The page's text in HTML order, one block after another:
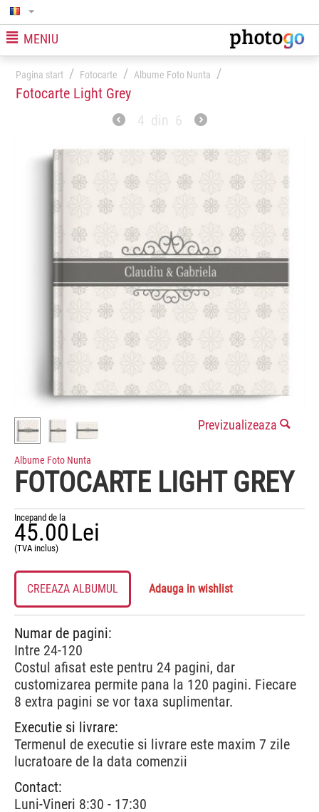
MENIU
Pagina start / Fotocarte / Albume Foto Nunta
/
Fotocarte Light Grey
4 din 6
Previzualizeaza
Albume Foto Nunta
FOTOCARTE LIGHT GREY
Incepand de la
45.00Lei
(TVA inclus)
CREEAZA ALBUMUL Adauga in wishlist
Numar de pagini:
Intre 24-120
Costul afisat este pentru 24 pagini, dar
customizarea permite pana la 120 pagini. Fiecare
8 extra pagini se vor taxa suplimentar.
Executie si livrare:
Termenul de executie si livrare este maxim 7 zile
lucratoare de la data comenzii
Contact:
Luni-Vineri 8:30 - 17:30